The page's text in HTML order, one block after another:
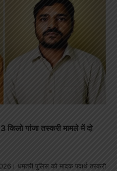
गांजा तस्करी मामले में दो
धमतरी पुलिस को मादक पदार्थ तस्करी